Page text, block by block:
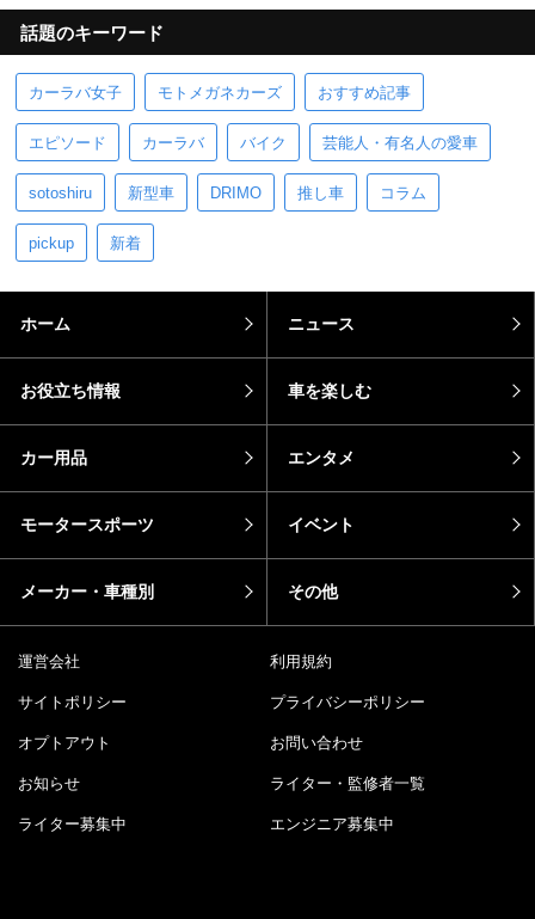
話題のキーワード
カーラバ女子 モトメガネカーズ おすすめ記事
エピソード カーラバ バイク 芸能人・有名人の愛車
sotoshiru 新型車 DRIMO 推し車 コラム
pickup 新着
ホーム ニュース
お役立ち情報 車を楽しむ
カー用品 エンタメ
モータースポーツ イベント
メーカー・車種別 その他
運営会社 利用規約
サイトポリシー プライバシーポリシー
オプトアウト お問い合わせ
お知らせ ライター・監修者一覧
ライター募集中 エンジニア募集中